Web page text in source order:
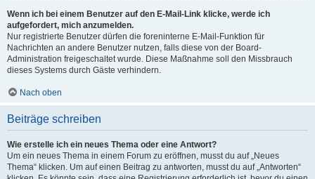
Wenn ich bei einem Benutzer auf den E-Mail-Link klicke, werde ich
aufgefordert, mich anzumelden.
Nur registrierte Benutzer dürfen die foreninterne E-Mail-Funktion für
Nachrichten an andere Benutzer nutzen, falls diese von der Board-
Administration freigeschaltet wurde. Diese Maßnahme soll den Missbrauch
dieses Systems durch Gäste verhindern.
Nach oben
Beiträge schreiben
Wie erstelle ich ein neues Thema oder eine Antwort?
Um ein neues Thema in einem Forum zu eröffnen, musst du auf „Neues
Thema“ klicken. Um auf einen Beitrag zu antworten, musst du auf „Antworten“